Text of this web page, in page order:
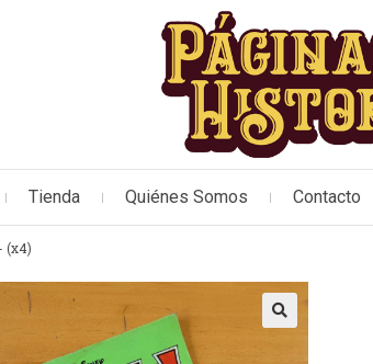
Tienda Quiénes Somos Contacto
(x4)